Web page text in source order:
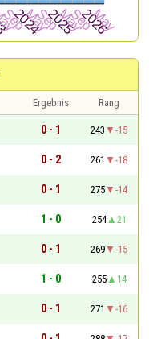
Ergebnis
Rang
0 - 1 243
-15
0 - 2 261
-18
0 - 1 275
-14
1 - 0 254
21
0 - 1 269
-15
1 - 0 255
14
0 - 1 271
-16